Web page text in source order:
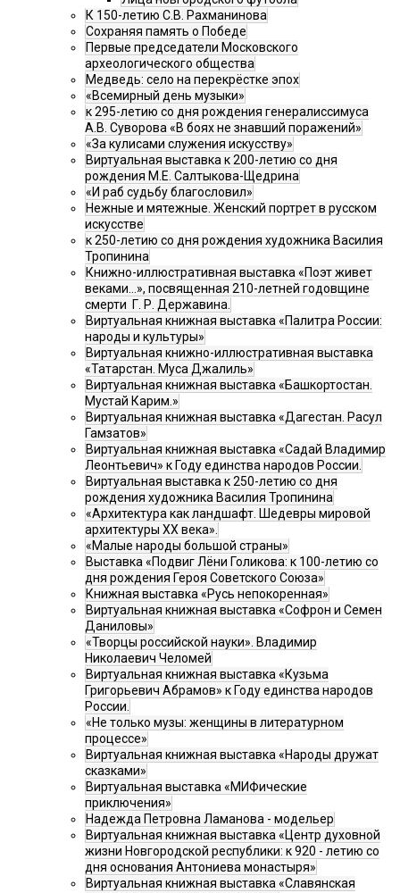
К 150-летию С.В. Рахманинова
Сохраняя память о Победе
Первые председатели Московского
археологического общества
Медведь: село на перекрёстке эпох
«Всемирный день музыки»
к 295-летию со дня рождения генералиссимуса
А.В. Суворова «В боях не знавший поражений»
«За кулисами служения искусству»
Виртуальная выставка к 200-летию со дня
рождения М.Е. Салтыкова-Щедрина
«И раб судьбу благословил»
Нежные и мятежные. Женский портрет в русском
искусстве
к 250-летию со дня рождения художника Василия
Тропинина
Книжно-иллюстративная выставка «Поэт живет
веками…», посвященная 210-летней годовщине
смерти Г. Р. Державина.
Виртуальная книжная выставка «Палитра России:
народы и культуры»
Виртуальная книжно-иллюстративная выставка
«Татарстан. Муса Джалиль»
Виртуальная книжная выставка «Башкортостан.
Мустай Карим.»
Виртуальная книжная выставка «Дагестан. Расул
Гамзатов»
Виртуальная книжная выставка «Садай Владимир
Леонтьевич» к Году единства народов России.
Виртуальная выставка к 250-летию со дня
рождения художника Василия Тропинина
«Архитектура как ландшафт. Шедевры мировой
архитектуры XX века».
«Малые народы большой страны»
Выставка «Подвиг Лёни Голикова: к 100-летию со
дня рождения Героя Советского Союза»
Книжная выставка «Русь непокоренная»
Виртуальная книжная выставка «Софрон и Семен
Даниловы»
«Творцы российской науки». Владимир
Николаевич Челомей
Виртуальная книжная выставка «Кузьма
Григорьевич Абрамов» к Году единства народов
России.
«Не только музы: женщины в литературном
процессе»
Виртуальная книжная выставка «Народы дружат
сказками»
Виртуальная выставка «МИФические
приключения»
Надежда Петровна Ламанова - модельер
Виртуальная книжная выставка «Центр духовной
жизни Новгородской республики: к 920 - летию со
дня основания Антониева монастыря»
Виртуальная книжная выставка «Славянская